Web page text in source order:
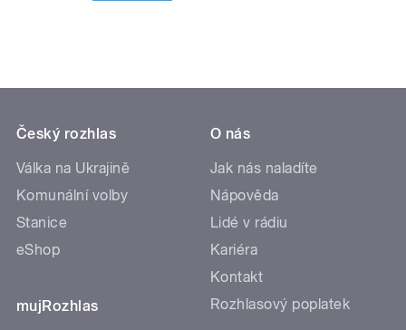
Český rozhlas
Válka na Ukrajině
Komunální volby
Stanice
eShop
mujRozhlas
O nás
Jak nás naladíte
Nápověda
Lidé v rádiu
Kariéra
Kontakt
Rozhlasový poplatek